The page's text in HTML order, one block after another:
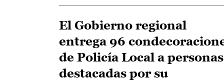
El Gobierno regional
entrega 96
de Policía Local a personas
destacadas por su